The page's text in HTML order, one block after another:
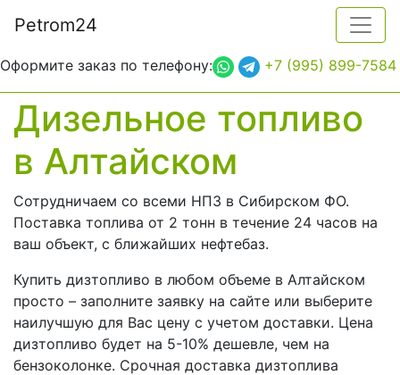
Petrom24
Оформите заказ по телефону: +7 (995) 899-7584
Дизельное топливо
в Алтайском
Сотрудничаем со всеми НПЗ в Сибирском ФО.
Поставка топлива от 2 тонн в течение 24 часов на
ваш объект, с ближайших нефтебаз.
Купить дизтопливо в любом объеме в Алтайском
просто – заполните заявку на сайте или выберите
наилучшую для Вас цену с учетом доставки. Цена
дизтопливо будет на 5-10% дешевле, чем на
бензоколонке. Срочная доставка дизтоплива
Форма заявки
Топливо
Выберите топливо для поставки
Количество топлива
Укажите количество топлива в литрах
Как вас зовут?
Отправить Закрыть